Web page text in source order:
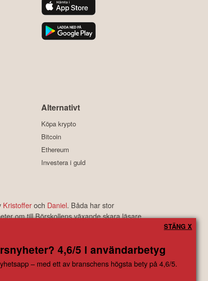
Alternativt
Köpa krypto
Bitcoin
Ethereum
Investera i guld
Kristofferoch Daniel. Båda har stor
om till Börskollens växande skara läsare.
är bland de bästa i branschen.
på information som direkt eller indirekt härrörande
vad slag det må vara som grundar sig på användandet
4,6/5 i användarbetyg
– med ett av branschens högsta bety på 4,6/5.
STÄNG X